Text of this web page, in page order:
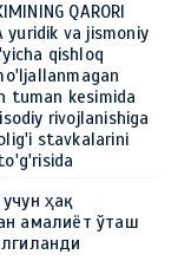
0
QARORI
yuridik va jismoniy
qishloq
tuman kesimida
rivojlanishiga
stavkalarini
11:05 0
ҳақ
амалиёт ўташ